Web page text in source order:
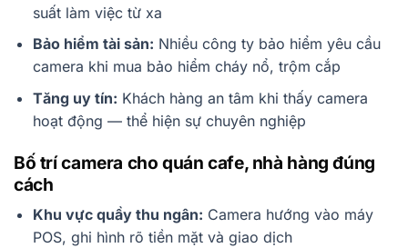
suất làm việc từ xa
Bảo hiểm tài sản: Nhiều công ty bảo hiểm yêu cầu
camera khi mua bảo hiểm cháy nổ, trộm cắp
Tăng uy tín: Khách hàng an tâm khi thấy camera
hoạt động — thể hiện sự chuyên nghiệp
Bố trí camera cho quán cafe, nhà hàng đúng
cách
Khu vực quầy thu ngân: Camera hướng vào máy
POS, ghi hình rõ tiền mặt và giao dịch